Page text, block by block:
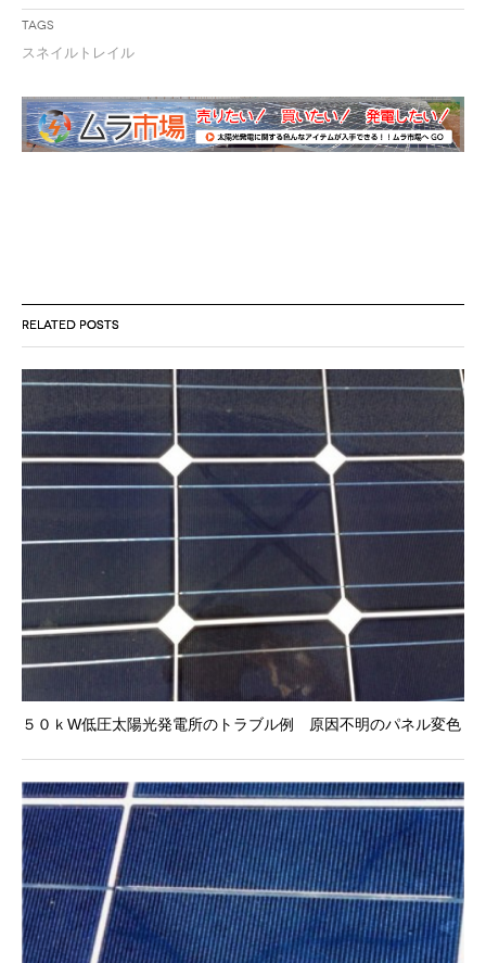
Tags
スネイルトレイル
RELATED POSTS
５０ｋW低圧太陽光発電所のトラブル例 原因不明のパネル変色